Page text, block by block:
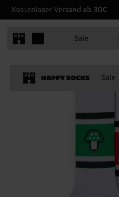
Kostenloser Versand ab 30€
Sale
Sale